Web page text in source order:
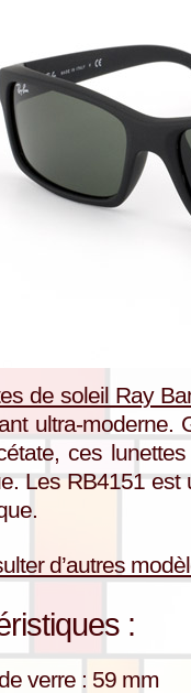
de soleil Ray
ultra-moderne.
ces
Les RB4151 est
d’autres
:
verre : 59 mm